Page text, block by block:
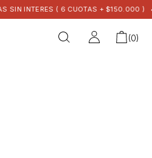
( 6 CUOTAS + $150.000 ) • ENVIO
(0)